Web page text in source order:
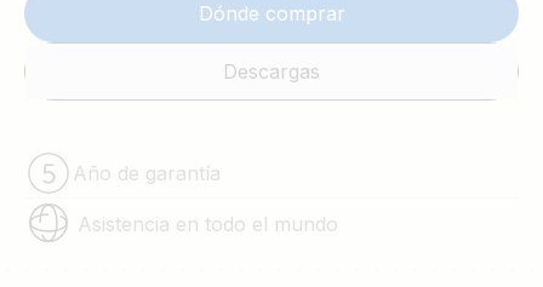
Dónde comprar
Descargas
Año de garantía
Asistencia en todo el mundo